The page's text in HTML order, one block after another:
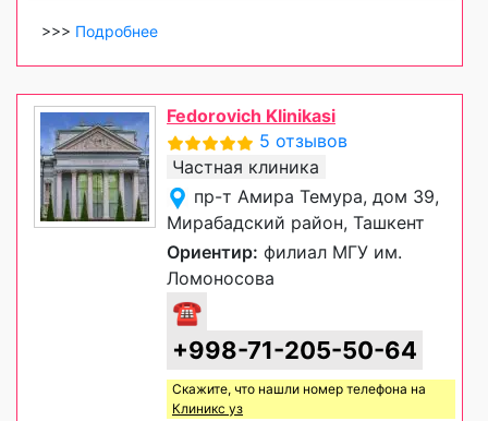
>>> Подробнее
Fedorovich Klinikasi
5 отзывов
Частная клиника
пр-т Амира Темура, дом 39,
Мирабадский район, Ташкент
Ориентир: филиал МГУ им.
Ломоносова
☎
+998-71-205-50-64
Скажите, что нашли номер телефона на
Клиникс уз